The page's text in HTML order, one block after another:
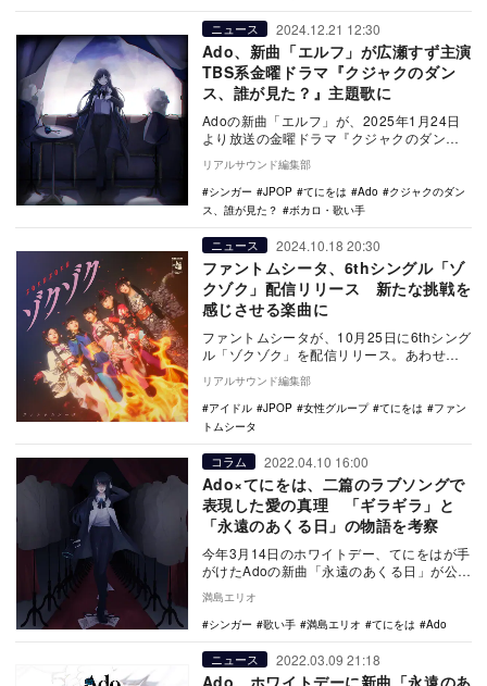
ニュース 2024.12.21 12:30
Ado、新曲「エルフ」が広瀬すず主演
TBS系金曜ドラマ『クジャクのダン
ス、誰が見た？』主題歌に
Adoの新曲「エルフ」が、2025年1月24日
より放送の金曜ドラマ『クジャクのダン
ス、誰が見た？』（TBS系）の主題歌に決
定した…
リアルサウンド編集部
シンガー
JPOP てにをは Ado
クジャクのダン
ス、誰が見た？
ボカロ・歌い手
ニュース 2024.10.18 20:30
ファントムシータ、6thシングル「ゾ
クゾク」配信リリース 新たな挑戦を
感じさせる楽曲に
ファントムシータが、10月25日に6thシング
ル「ゾクゾク」を配信リリース。あわせ
て、ジャケット写真も公開となった。 本
楽曲…
リアルサウンド編集部
アイドル
JPOP 女性グループ てにをは
ファン
トムシータ
コラム 2022.04.10 16:00
Ado×てにをは、二篇のラブソングで
表現した愛の真理 「ギラギラ」と
「永遠のあくる日」の物語を考察
今年3月14日のホワイトデー、てにをはが手
がけたAdoの新曲「永遠のあくる日」が公開
れた愛…
満島エリオ
シンガー
歌い手 満島エリオ てにをは Ado
ニュース 2022.03.09 21:18
Ado、ホワイトデーに新曲「永遠のあ